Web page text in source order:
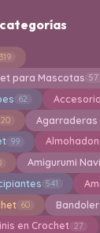
319
para Mascotas 57
62
20 Agarraderas
99
Amigurumi
541
60
en Crochet 27